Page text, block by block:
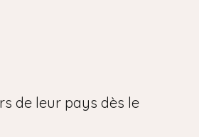
de leur pays dès le